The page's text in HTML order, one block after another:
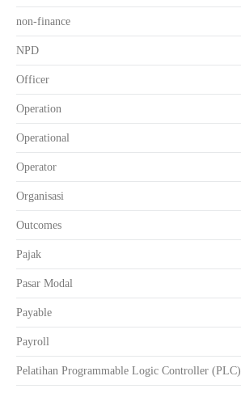
non-finance
NPD
Officer
Operation
Operational
Operator
Organisasi
Outcomes
Pajak
Pasar Modal
Payable
Payroll
Pelatihan Programmable Logic Controller (PLC)